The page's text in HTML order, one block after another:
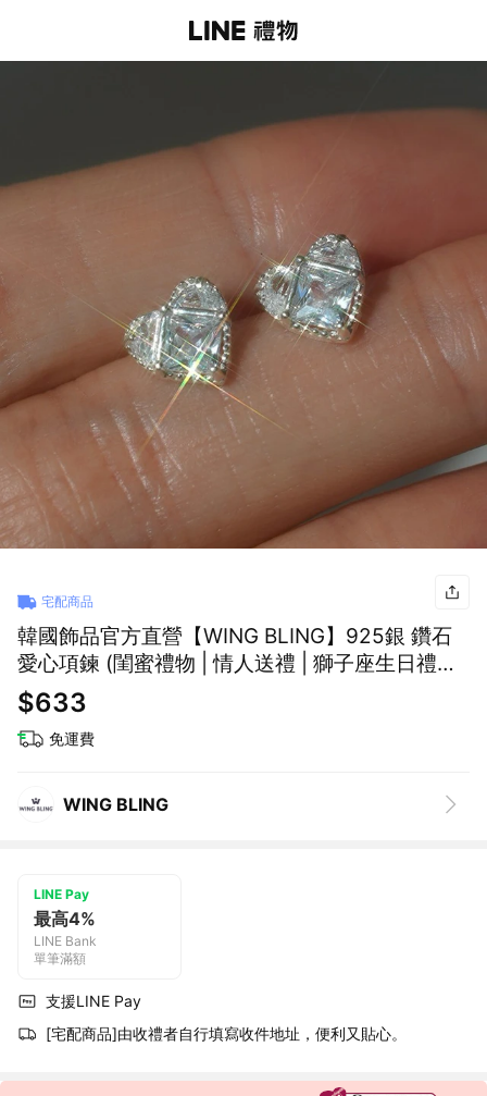
宅配商品
韓國飾品官方直營【WING BLING】925銀 鑽石
愛心項鍊 (閨蜜禮物 | 情人送禮 | 獅子座生日禮物
🎁)
$633
免運費
WING BLING
LINE Pay
最高4%
LINE Bank
單筆滿額
支援LINE Pay
[宅配商品]由收禮者自行填寫收件地址，便利又貼心。